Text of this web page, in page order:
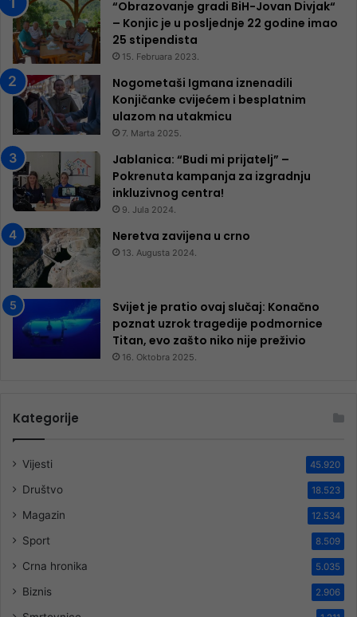
“Obrazovanje gradi BiH-Jovan Divjak“
– Konjic je u posljednje 22 godine imao
25 ​​stipendista
15. Februara 2023.
Nogometaši Igmana iznenadili
Konjičanke cvijećem i besplatnim
ulazom na utakmicu
7. Marta 2025.
Jablanica: “Budi mi prijatelj” –
Pokrenuta kampanja za izgradnju
inkluzivnog centra!
9. Jula 2024.
Neretva zavijena u crno
13. Augusta 2024.
Svijet je pratio ovaj slučaj: Konačno
poznat uzrok tragedije podmornice
Titan, evo zašto niko nije preživio
16. Oktobra 2025.
Kategorije
Vijesti 45.920
Društvo 18.523
Magazin 12.534
Sport 8.509
Crna hronika 5.035
Biznis 2.906